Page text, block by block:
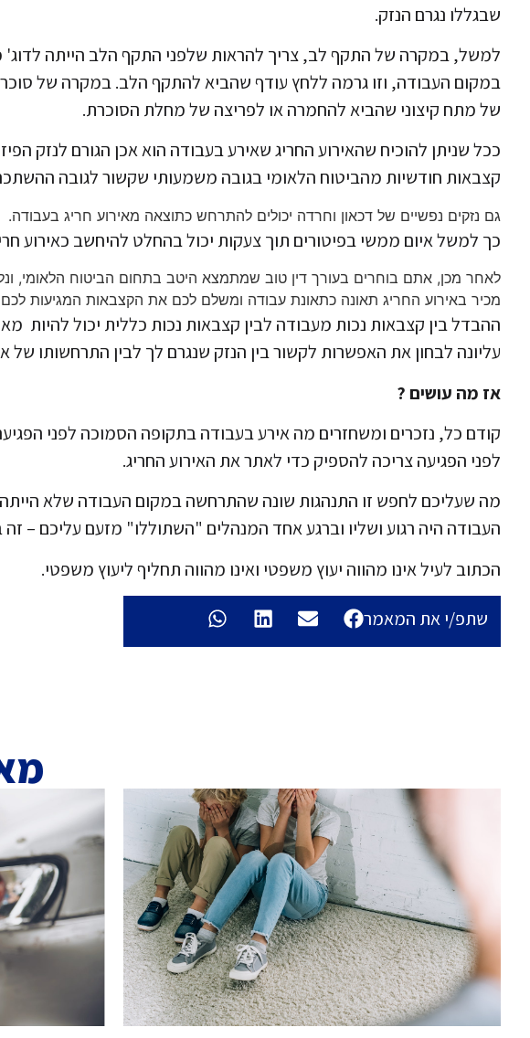
שבגללו נגרם הנזק.
למשל, במקרה של התקף לב, צריך להראות שלפני התקף הלב הייתה לדוג'
במקום העבודה, וזו גרמה ללחץ עודף שהביא להתקף הלב. במקרה של
של מתח קיצוני שהביא להחמרה או לפריצה של מחלת הסוכרת.
ככל שניתן להוכיח שהאירוע החריג שאירע בעבודה הוא אכן הגורם לנזק
קצבאות חודשיות מהביטוח הלאומי בגובה משמעותי שקשור לגובה
גם נזקים נפשיים של דכאון וחרדה יכולים להתרחש כתוצאה מאירוע חריג בעבודה.
כך למשל איום ממשי בפיטורים תוך צעקות יכול בהחלט להיחשב כאירוע
לאחר מכן, אתם בוחרים בעורך דין טוב שמתמצא היטב בתחום הביטוח הלאומי,
מכיר באירוע החריג תאונה כתאונת עבודה ומשלם לכם את הקצבאות המגיעות
ההבדל בין קצבאות נכות מעבודה לבין קצבאות נכות כללית יכול להיות
עליונה לבחון את האפשרות לקשור בין הנזק שנגרם לך לבין התרחשותו של
אז מה עושים ?
קודם כל, נזכרים ומשחזרים מה אירע בעבודה בתקופה הסמוכה לפני
לפני הפגיעה צריכה להספיק כדי לאתר את האירוע החריג.
מה שעליכם לחפש זו התנהגות שונה שהתרחשה במקום העבודה שלא הייתה
העבודה היה רגוע ושליו וברגע אחד המנהלים "השתוללו" מזעם עליכם – זה
הכתוב לעיל אינו מהווה יעוץ משפטי ואינו מהווה תחליף ליעוץ משפטי.
שתפ/י את המאמר